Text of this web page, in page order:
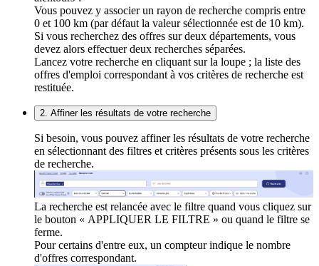
Vous pouvez y associer un rayon de recherche compris entre
0 et 100 km (par défaut la valeur sélectionnée est de 10 km).
Si vous recherchez des offres sur deux départements, vous
devez alors effectuer deux recherches séparées.
Lancez votre recherche en cliquant sur la loupe ; la liste des
offres d'emploi correspondant à vos critères de recherche est
restituée.
2. Affiner les résultats de votre recherche
Si besoin, vous pouvez affiner les résultats de votre recherche
en sélectionnant des filtres et critères présents sous les critères
de recherche.
La recherche est relancée avec le filtre quand vous cliquez sur
le bouton « APPLIQUER LE FILTRE » ou quand le filtre se
ferme.
Pour certains d'entre eux, un compteur indique le nombre
d'offres correspondant.